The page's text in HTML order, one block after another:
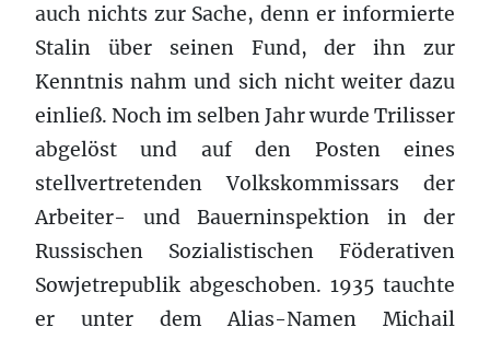
auch nichts zur Sache, denn er informierte
Stalin über seinen Fund, der ihn zur
Kenntnis nahm und sich nicht weiter dazu
einließ. Noch im selben Jahr wurde Trilisser
abgelöst und auf den Posten eines
stellvertretenden Volkskommissars der
Arbeiter- und Bauerninspektion in der
Russischen Sozialistischen Föderativen
Sowjetrepublik abgeschoben. 1935 tauchte
er unter dem Alias-Namen Michail